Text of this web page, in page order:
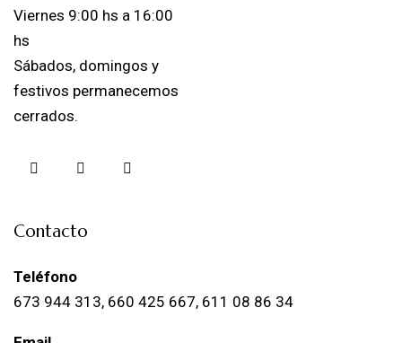
Viernes 9:00 hs a 16:00
hs
Sábados, domingos y
festivos permanecemos
cerrados.
Contacto
Teléfono
673 944 313, 660 425 667, 611 08 86 34